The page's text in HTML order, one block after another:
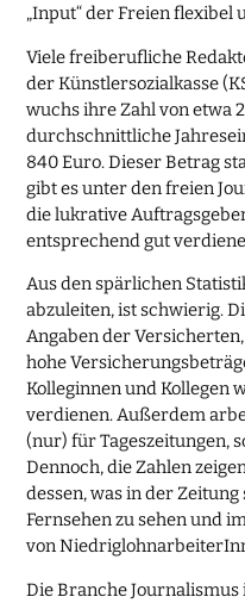
„Input“ der Freien flexibel
Viele freiberufliche
der Künstlersozialkasse
wuchs ihre Zahl von etwa
durchschnittliche
840 Euro. Dieser Betrag
gibt es unter den freien
die lukrative
entsprechend gut
Aus den spärlichen
abzuleiten, ist schwierig.
Angaben der
hohe
Kolleginnen und Kollegen
verdienen. Außerdem
(nur) für Tageszeitungen,
Dennoch, die Zahlen
dessen, was in der
Fernsehen zu sehen und
von
Die Branche